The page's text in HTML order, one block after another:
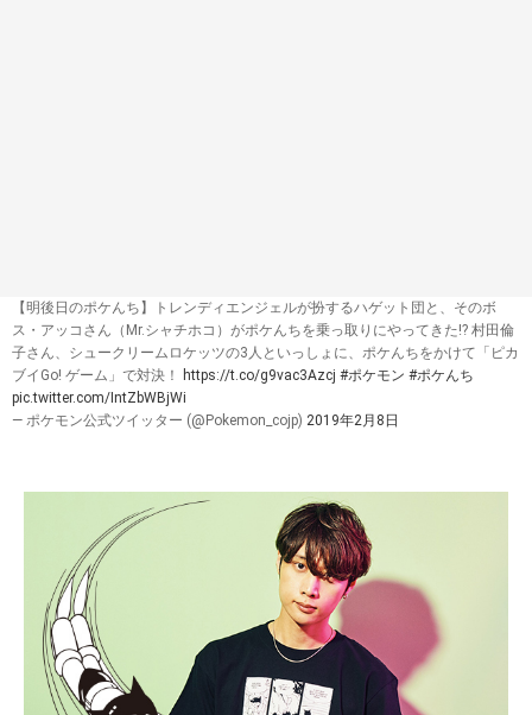
【明後日のポケんち】トレンディエンジェルが扮するハゲット団と、そのボ
ス・アッコさん（Mr.シャチホコ）がポケんちを乗っ取りにやってきた!? 村田倫
子さん、シュークリームロケッツの3人といっしょに、ポケんちをかけて「ピカ
ブイGo! ゲーム」で対決！
https://t.co/g9vac3Azcj #ポケモン #ポケんち
pic.twitter.com/IntZbWBjWi
— ポケモン公式ツイッター (@Pokemon_cojp) 2019年2月8日